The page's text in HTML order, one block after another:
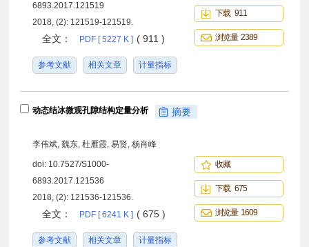
6893.2017.121519
2018, (2): 121519-121519.
全文： PDF [ 5227 K ] ( 911 )
参考文献 相关文章 计量指标
下载 911
浏览量 2389
动态结冰微观孔隙结构定量分析 摘要
李伟斌, 魏东, 杜雁霞, 易贤, 杨肖峰
doi: 10.7527/S1000-
6893.2017.121536
2018, (2): 121536-121536.
全文： PDF [ 6241 K ] ( 675 )
参考文献 相关文章 计量指标
收藏
下载 675
浏览量 1609